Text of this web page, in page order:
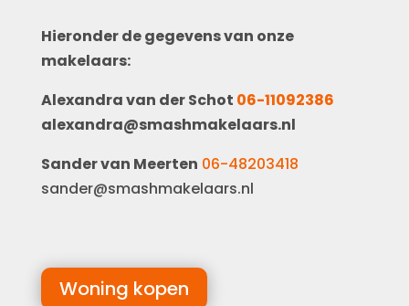
Hieronder de gegevens van onze
makelaars:
Alexandra van der Schot 06-11092386
alexandra@smashmakelaars.nl
Sander van Meerten 06-48203418
sander@smashmakelaars.nl
Woning kopen